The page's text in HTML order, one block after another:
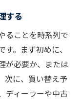
する
ることを時系列で
。まず初めに、
が必要か、または
次に、買い替え予
ディーラーや中古